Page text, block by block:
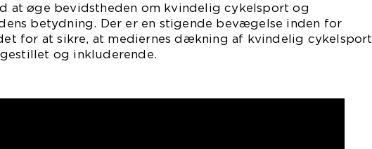
at øge bevidstheden om kvindelig cykelsport og
betydning. Der er en stigende bevægelse inden for
for at sikre, at mediernes dækning af kvindelig cykelsport
og inkluderende.